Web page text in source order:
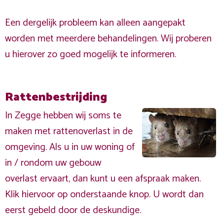
Een dergelijk probleem kan alleen aangepakt
worden met meerdere behandelingen. Wij proberen
u hierover zo goed mogelijk te informeren.
Rattenbestrijding
In Zegge hebben wij soms te
maken met rattenoverlast in de
omgeving. Als u in uw woning of
in / rondom uw gebouw
overlast ervaart, dan kunt u een afspraak maken.
Klik hiervoor op onderstaande knop. U wordt dan
eerst gebeld door de deskundige.